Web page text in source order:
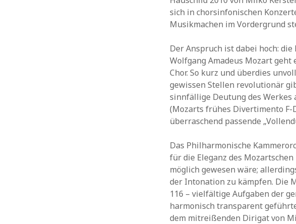
sich in chorsinfonischen
Musikmachen im Vordergrund
Der Anspruch ist dabei hoch:
Wolfgang Amadeus Mozart
Chor. So kurz und überdies
gewissen Stellen revolutionär
sinnfällige Deutung des
(Mozarts frühes Divertimento
überraschend passende
Das Philharmonische
für die Eleganz des
möglich gewesen wäre;
der Intonation zu kämpfen. Die
116 – vielfältige Aufgaben der
harmonisch transparent
dem mitreißenden Dirigat von